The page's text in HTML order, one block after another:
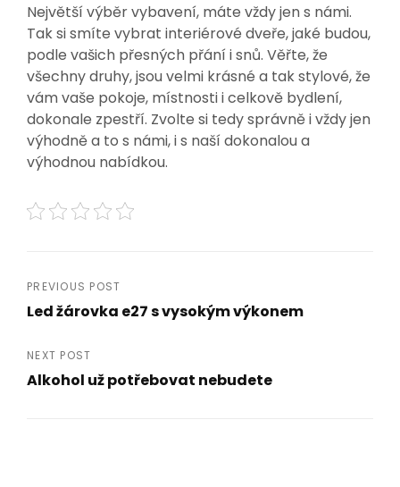
Největší výběr vybavení, máte vždy jen s námi.
Tak si smíte vybrat interiérové dveře, jaké budou,
podle vašich přesných přání i snů. Věřte, že
všechny druhy, jsou velmi krásné a tak stylové, že
vám vaše pokoje, místnosti i celkově bydlení,
dokonale zpestří. Zvolte si tedy správně i vždy jen
výhodně a to s námi, i s naší dokonalou a
výhodnou nabídkou.
Navigace
příspěvek
PREVIOUS POST
Led žárovka e27 s vysokým výkonem
Post
NEXT POST
Alkohol už potřebovat nebudete